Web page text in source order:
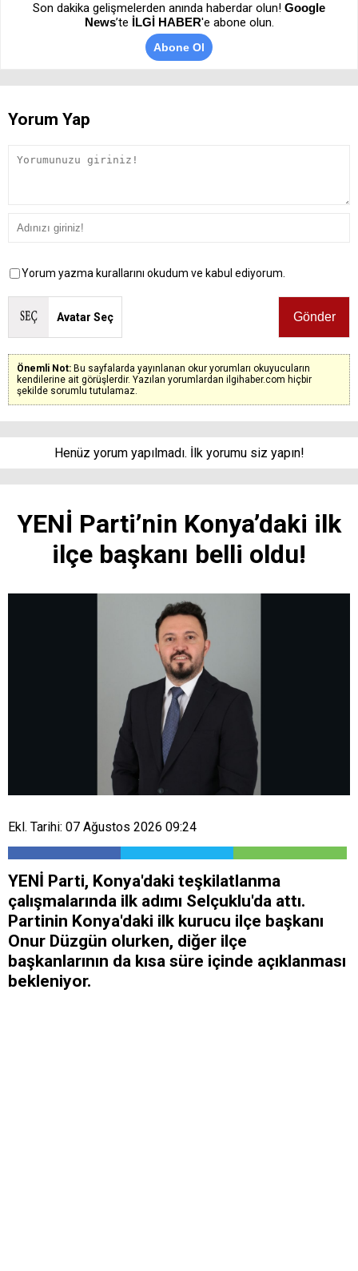
Son dakika gelişmelerden anında haberdar olun! Google
News’te İLGİ HABER'e abone olun.
Abone Ol
Yorum Yap
Yorum yazma kurallarını okudum ve kabul ediyorum.
Avatar Seç
Önemli Not: Bu sayfalarda yayınlanan okur yorumları okuyucuların
kendilerine ait görüşlerdir. Yazılan yorumlardan ilgihaber.com hiçbir
şekilde sorumlu tutulamaz.
Henüz yorum yapılmadı. İlk yorumu siz yapın!
YENİ Parti’nin Konya’daki ilk
ilçe başkanı belli oldu!
Ekl. Tarihi: 07 Ağustos 2026 09:24
YENİ Parti, Konya'daki teşkilatlanma
çalışmalarında ilk adımı Selçuklu'da attı.
Partinin Konya'daki ilk kurucu ilçe başkanı
Onur Düzgün olurken, diğer ilçe
başkanlarının da kısa süre içinde açıklanması
bekleniyor.